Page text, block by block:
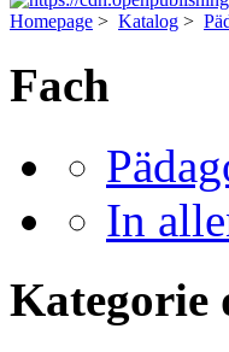
Homepage > Katalog >
Fach
In
Kategorie